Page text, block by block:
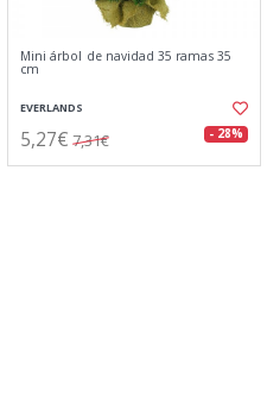
Mini árbol de navidad 35 ramas 35
cm
EVERLANDS
5,27€ 7,31€ - 28%